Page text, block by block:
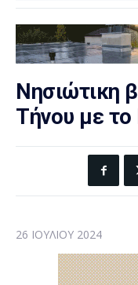
Νησιώτικη
Τήνου με το
26 ΙΟΥΛΊΟΥ 2024